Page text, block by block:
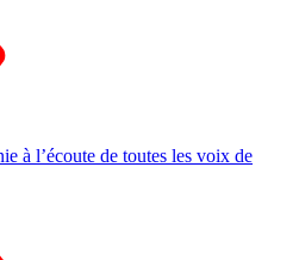
à l’écoute de toutes les voix de